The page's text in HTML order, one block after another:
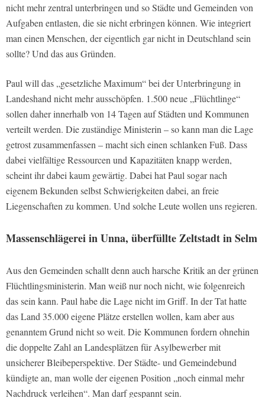
nicht mehr zentral unterbringen und so Städte und Gemeinden von
Aufgaben entlasten, die sie nicht erbringen können. Wie integriert
man einen Menschen, der eigentlich gar nicht in Deutschland sein
sollte? Und das aus Gründen.
Paul will das „gesetzliche Maximum“ bei der Unterbringung in
Landeshand nicht mehr ausschöpfen. 1.500 neue „Flüchtlinge“
sollen daher innerhalb von 14 Tagen auf Städten und Kommunen
verteilt werden. Die zuständige Ministerin – so kann man die Lage
getrost zusammenfassen – macht sich einen schlanken Fuß. Dass
dabei vielfältige Ressourcen und Kapazitäten knapp werden,
scheint ihr dabei kaum gewärtig. Dabei hat Paul sogar nach
eigenem Bekunden selbst Schwierigkeiten dabei, an freie
Liegenschaften zu kommen. Und solche Leute wollen uns regieren.
Massenschlägerei in Unna, überfüllte Zeltstadt in Selm
Aus den Gemeinden schallt denn auch harsche Kritik an der grünen
Flüchtlingsministerin. Man weiß nur noch nicht, wie folgenreich
das sein kann. Paul habe die Lage nicht im Griff. In der Tat hatte
das Land 35.000 eigene Plätze erstellen wollen, kam aber aus
genanntem Grund nicht so weit. Die Kommunen fordern ohnehin
die doppelte Zahl an Landesplätzen für Asylbewerber mit
unsicherer Bleibeperspektive. Der Städte- und Gemeindebund
kündigte an, man wolle der eigenen Position „noch einmal mehr
Nachdruck verleihen“. Man darf gespannt sein.